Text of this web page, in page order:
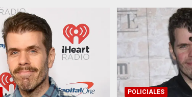
POLICIALES